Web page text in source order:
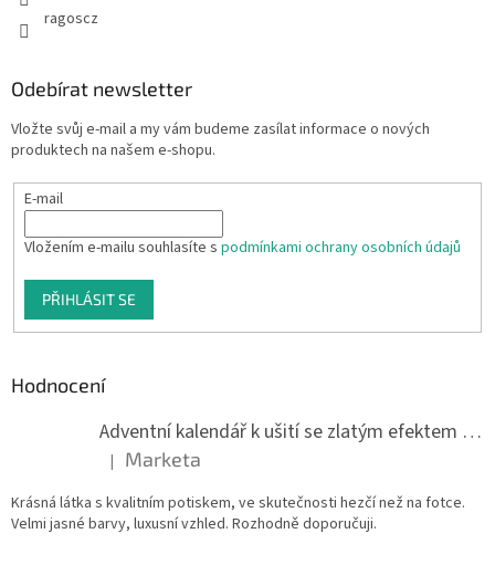
ragoscz
Odebírat newsletter
Vložte svůj e-mail a my vám budeme zasílat informace o nových
produktech na našem e-shopu.
E-mail
Vložením e-mailu souhlasíte s podmínkami ochrany osobních údajů
PŘIHLÁSIT SE
Hodnocení
Adventní kalendář k ušití se zlatým efektem 042Q
Hodnocení produktu je 5 z 5 hvězdiček.
| Marketa
Krásná látka s kvalitním potiskem, ve skutečnosti hezčí než na fotce.
Velmi jasné barvy, luxusní vzhled. Rozhodně doporučuji.